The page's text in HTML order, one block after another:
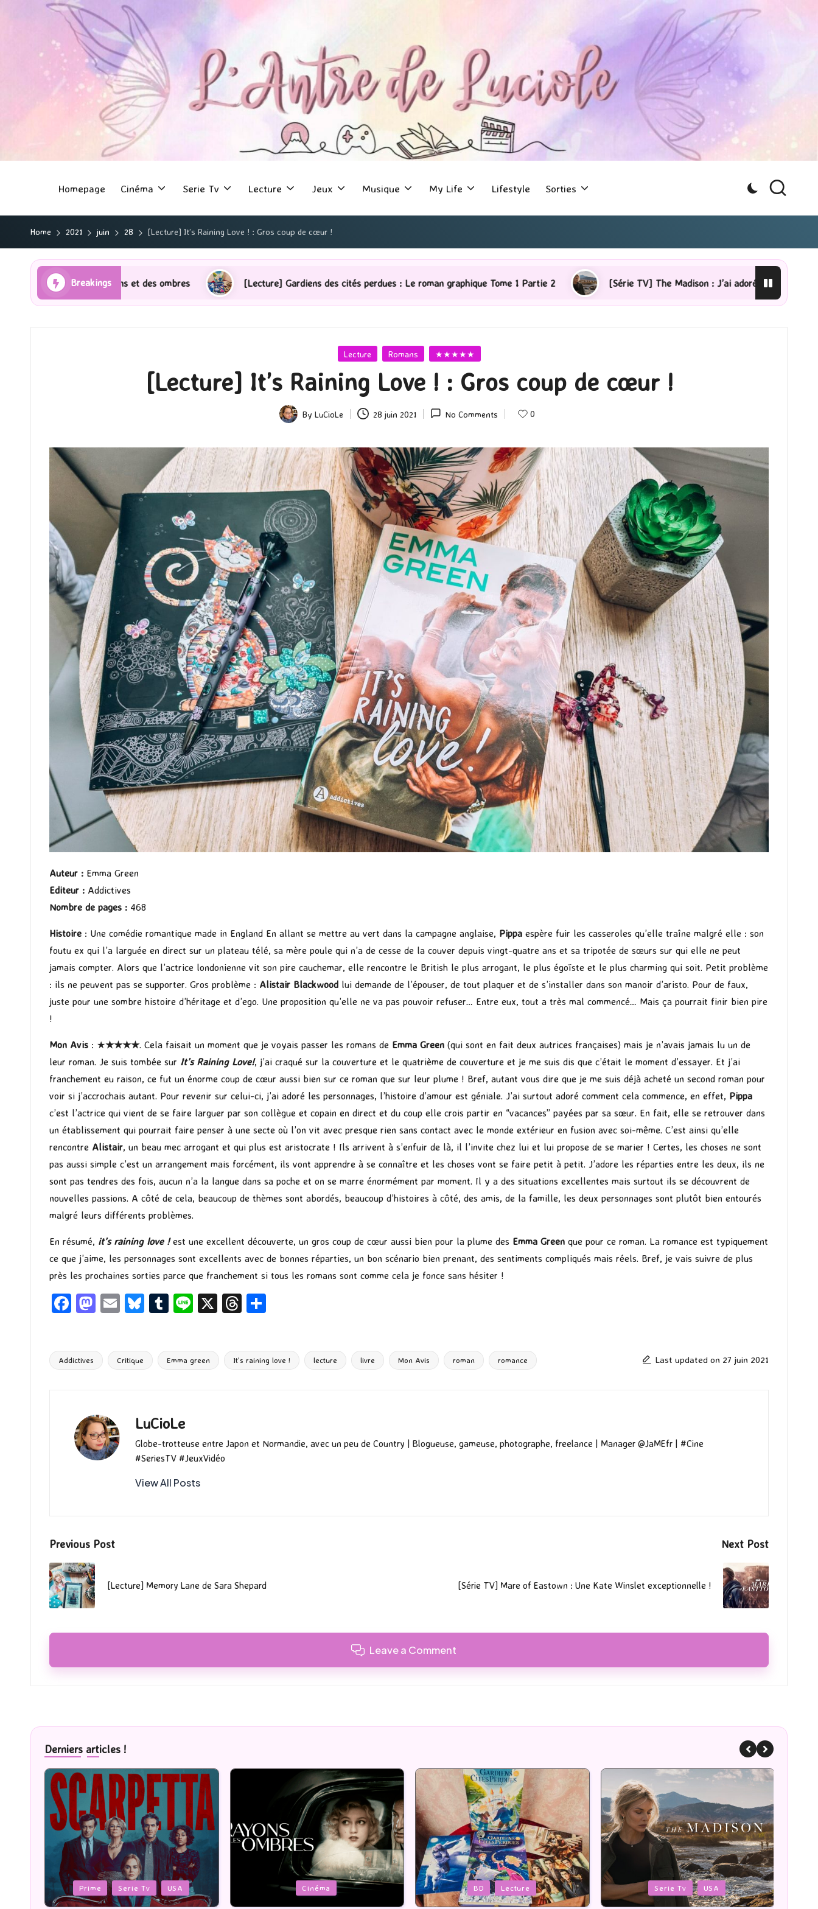
Homepage Cinéma Serie Tv Lecture Jeux Musique My Life Lifestyle Sorties
Home 2021 juin 28 [Lecture] It’s Raining Love ! : Gros coup de cœur !
Breakings
et des ombres [Lecture] Gardiens des cités perdues : Le roman graphique Tome 1 Partie 2 [Série TV] The Madison : J’ai adoré ! [Lecture] La femme de
Posted
Lecture Romans ★★★★★
[Lecture] It’s Raining Love ! : Gros coup de cœur !
Posted
ByLuCioLe 28 juin 2021 No Comments 0
Auteur : Emma Green
Editeur : Addictives
Nombre de pages : 468
Histoire : Une comédie romantique made in England En allant se mettre au vert dans la campagne anglaise, Pippa espère fuir les casseroles qu’elle traîne malgré elle : son
foutu ex qui l’a larguée en direct sur un plateau télé, sa mère poule qui n’a de cesse de la couver depuis vingt-quatre ans et sa tripotée de sœurs sur qui elle ne peut
jamais compter. Alors que l’actrice londonienne vit son pire cauchemar, elle rencontre le British le plus arrogant, le plus égoïste et le plus charming qui soit. Petit problème
: ils ne peuvent pas se supporter. Gros problème : Alistair Blackwood lui demande de l’épouser, de tout plaquer et de s’installer dans son manoir d’aristo. Pour de faux,
juste pour une sombre histoire d’héritage et d’ego. Une proposition qu’elle ne va pas pouvoir refuser… Entre eux, tout a très mal commencé… Mais ça pourrait finir bien pire
!
Mon Avis : ★★★★★. Cela faisait un moment que je voyais passer les romans de Emma Green (qui sont en fait deux autrices françaises) mais je n’avais jamais lu un de
leur roman. Je suis tombée sur It’s Raining Love!, j’ai craqué sur la couverture et le quatrième de couverture et je me suis dis que c’était le moment d’essayer. Et j’ai
franchement eu raison, ce fut un énorme coup de cœur aussi bien sur ce roman que sur leur plume ! Bref, autant vous dire que je me suis déjà acheté un second roman pour
voir si j’accrochais autant. Pour revenir sur celui-ci, j’ai adoré les personnages, l’histoire d’amour est géniale. J’ai surtout adoré comment cela commence, en effet, Pippa
c’est l’actrice qui vient de se faire larguer par son collègue et copain en direct et du coup elle crois partir en “vacances” payées par sa sœur. En fait, elle se retrouver dans
un établissement qui pourrait faire penser à une secte où l’on vit avec presque rien sans contact avec le monde extérieur en fusion avec soi-même. C’est ainsi qu’elle
rencontre Alistair, un beau mec arrogant et qui plus est aristocrate ! Ils arrivent à s’enfuir de là, il l’invite chez lui et lui propose de se marier ! Certes, les choses ne sont
pas aussi simple c’est un arrangement mais forcément, ils vont apprendre à se connaître et les choses vont se faire petit à petit. J’adore les réparties entre les deux, ils ne
sont pas tendres des fois, aucun n’a la langue dans sa poche et on se marre énormément par moment. Il y a des situations excellentes mais surtout ils se découvrent de
nouvelles passions. A côté de cela, beaucoup de thèmes sont abordés, beaucoup d’histoires à côté, des amis, de la famille, les deux personnages sont plutôt bien entourés
malgré leurs différents problèmes.
En résumé, it’s raining love !est une excellent découverte, un gros coup de cœur aussi bien pour la plume des Emma Green que pour ce roman. La romance est typiquement
ce que j’aime, les personnages sont excellents avec de bonnes réparties, un bon scénario bien prenant, des sentiments compliqués mais réels. Bref, je vais suivre de plus
près les prochaines sorties parce que franchement si tous les romans sont comme cela je fonce sans hésiter !
Fa
o
M
d
E
l
Bl
ky
T
bl
Li X
T
ds g
Tags:Addictives Critique Emma green It's raining love ! lecture livre Mon Avis roman romance Last updated on 27 juin 2021
LuCioLe
Globe-trotteuse entre Japon et Normandie, avec un peu de Country | Blogueuse, gameuse, photographe, freelance | Manager @JaMEfr | #Cine
#SeriesTV #JeuxVidéo
View All Posts
Post
navigation
Previous Post
[Lecture] Memory Lane de Sara Shepard
Next Post
[Série TV] Mare of Eastown : Une Kate Winslet exceptionnelle !
Leave a Comment
Derniers articles !
Posted
in
Cinéma BD Lecture
Posted
in
Serie Tv USA
Posted
in
Romans